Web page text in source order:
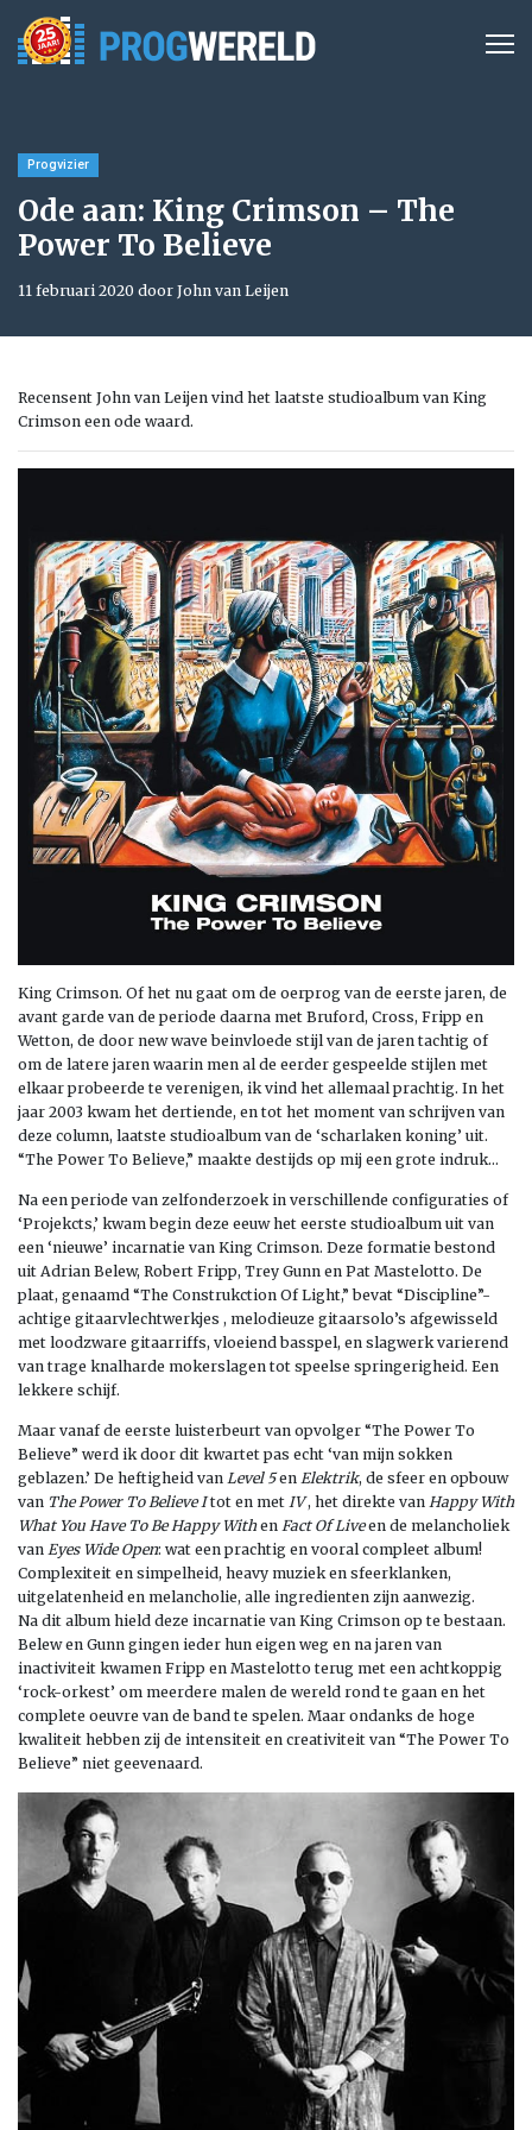
Progvizier
Ode aan: King Crimson – The
Power To Believe
11 februari 2020 door John van Leijen
Recensent John van Leijen vind het laatste studioalbum van King
Crimson een ode waard.
King Crimson. Of het nu gaat om de oerprog van de eerste jaren, de
avant garde van de periode daarna met Bruford, Cross, Fripp en
Wetton, de door new wave beinvloede stijl van de jaren tachtig of
om de latere jaren waarin men al de eerder gespeelde stijlen met
elkaar probeerde te verenigen, ik vind het allemaal prachtig. In het
jaar 2003 kwam het dertiende, en tot het moment van schrijven van
deze column, laatste studioalbum van de ‘scharlaken koning’ uit.
“The Power To Believe,” maakte destijds op mij een grote indruk…
Na een periode van zelfonderzoek in verschillende configuraties of
‘Projekcts,’ kwam begin deze eeuw het eerste studioalbum uit van
een ‘nieuwe’ incarnatie van King Crimson. Deze formatie bestond
uit Adrian Belew, Robert Fripp, Trey Gunn en Pat Mastelotto. De
plaat, genaamd “The Construkction Of Light,” bevat “Discipline”-
achtige gitaarvlechtwerkjes , melodieuze gitaarsolo’s afgewisseld
met loodzware gitaarriffs, vloeiend basspel, en slagwerk varierend
van trage knalharde mokerslagen tot speelse springerigheid. Een
lekkere schijf.
Maar vanaf de eerste luisterbeurt van opvolger “The Power To
Believe” werd ik door dit kwartet pas echt ‘van mijn sokken
geblazen.’ De heftigheid van Level 5en Elektrik, de sfeer en opbouw
van The Power To Believe Itot en met IV, het direkte van Happy With
What You Have To Be Happy Withen Fact Of Liveen de melancholiek
van Eyes Wide Open: wat een prachtig en vooral compleet album!
Complexiteit en simpelheid, heavy muziek en sfeerklanken,
uitgelatenheid en melancholie, alle ingredienten zijn aanwezig.
Na dit album hield deze incarnatie van King Crimson op te bestaan.
Belew en Gunn gingen ieder hun eigen weg en na jaren van
inactiviteit kwamen Fripp en Mastelotto terug met een achtkoppig
‘rock-orkest’ om meerdere malen de wereld rond te gaan en het
complete oeuvre van de band te spelen. Maar ondanks de hoge
kwaliteit hebben zij de intensiteit en creativiteit van “The Power To
Believe” niet geevenaard.